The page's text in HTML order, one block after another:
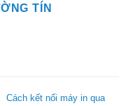
TÍN
Cách kết nối máy in qua